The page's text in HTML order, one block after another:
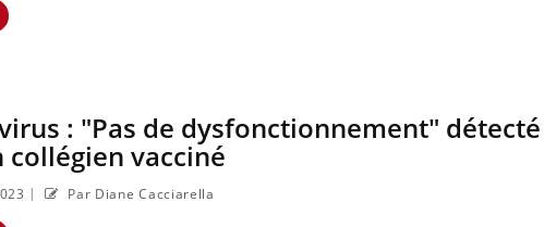
: "Pas de dysfonctionnement"
collégien vacciné
| Par Diane Cacciarella